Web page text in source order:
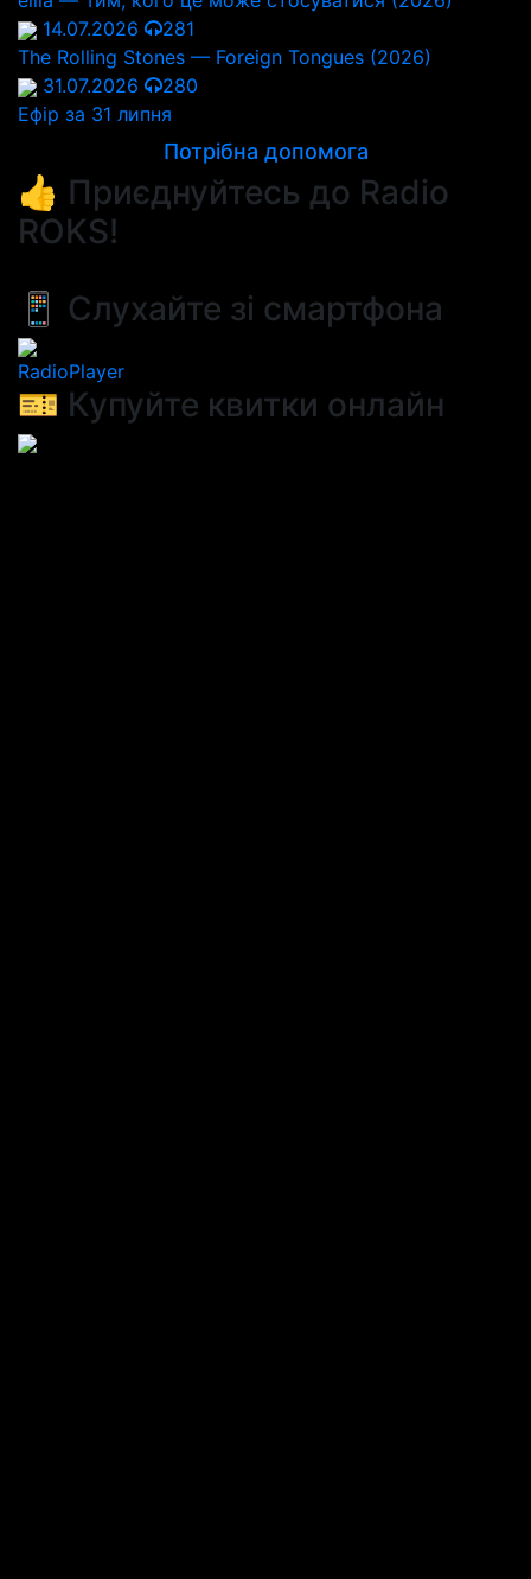
14.07.2026
281
The Rolling Stones — Foreign Tongues (2026)
31.07.2026
280
Ефір за 31 липня
Потрібна допомога
👍 Приєднуйтесь до Radio
ROKS!
📱 Слухайте зі смартфона
RadioPlayer
🎫 Купуйте квитки онлайн